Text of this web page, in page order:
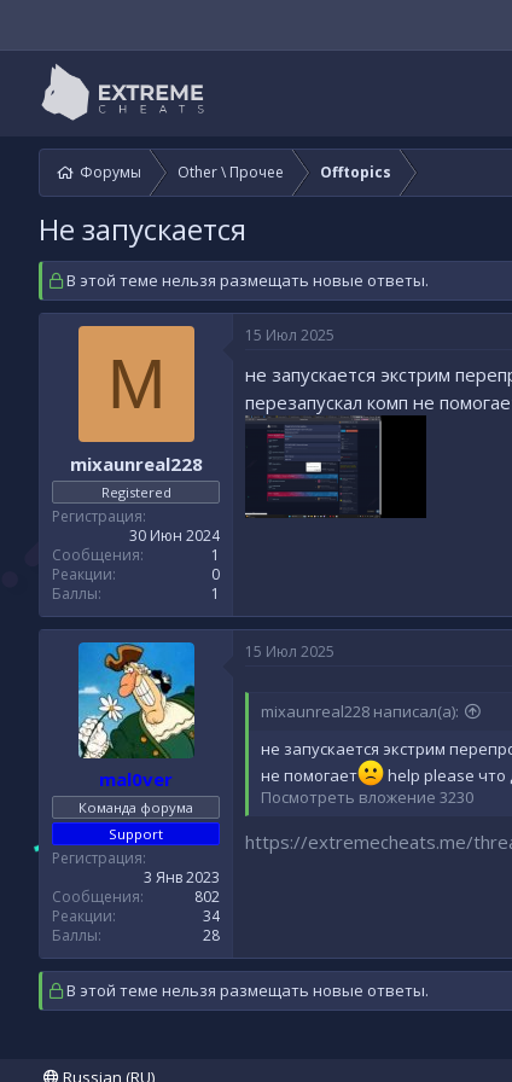
Форумы Other \ Прочее Offtopics
Не запускается
В этой теме нельзя размещать новые ответы.
M
mixaunreal228
Registered
Регистрация
30 Июн 2024
Сообщения
1
Реакции
0
Баллы
1
15 Июл 2025
не запускается экстрим
перезапускал комп не
mal0ver
Команда форума
Support
Регистрация
3 Янв 2023
Сообщения
802
Реакции
34
Баллы
28
15 Июл 2025
mixaunreal228 написал(а):
не запускается экстрим
не помогает
help please что
Посмотреть вложение 3230
https://extremecheats.me/
В этой теме нельзя размещать новые ответы.
Russian (RU)